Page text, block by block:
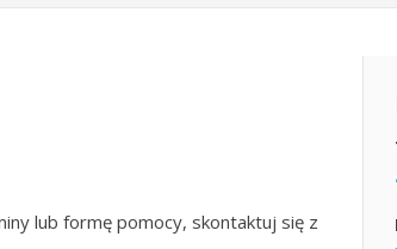
lub formę pomocy, skontaktuj się z